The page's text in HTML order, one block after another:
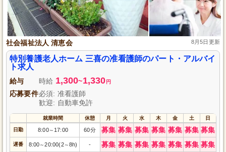
社会福祉法人 清恵会 8月5日更新
特別養護老人ホーム 三喜の准看護師のパート・アルバイ
ト求人
給与 時給 1,300~1,330 円
応募要件必須: 准看護師
歓迎: 自動車免許
就業時間 休憩 月 火 水 木 金 土 日
日勤 8:00～ 17:00 60分 募集 募集 募集 募集 募集 募集 募集
遅番 8:00～20:00(2～8h) - 募集 募集 募集 募集 募集 募集 募集